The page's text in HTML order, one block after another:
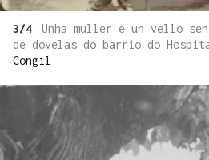
3/4
Unha muller e un vello
de dovelas do barrio do
Congil